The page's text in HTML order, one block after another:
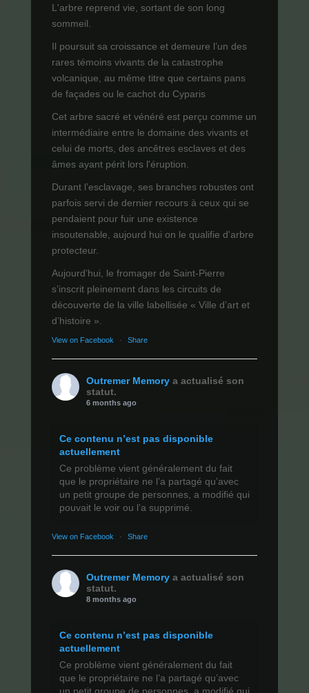
L'arbre reprend vie, sortant de son long
sommeil.
Il poursuit sa croissance et demeure l’un des
rares témoins vivants de la catastrophe
volcanique, au même titre que certains pans
de façades ou le cachot du Cyparis
Cet arbre sacré et vénéré est perçu comme un
intermédiaire entre le domaine des vivants et
celui de morts, des ancêtres esclaves et des
âmes ayant périt lors l'éruption.
Durant l’esclavage, ses branches robustes ont
parfois servi de dernier recours à ceux qui se
pendaient pour fuir une existence
insoutenable, aujourd hui on le qualifie d'arbre
protecteur.
Aujourd’hui, le fromager de Saint-Pierre
s’inscrit pleinement dans les circuits de
découverte de la ville labellisée « Ville d’art et
d’histoire ».
View on Facebook · Share
Outremer Memory a actualisé son
statut.
6 months ago
Ce contenu n’est pas disponible
actuellement
Ce problème vient généralement du fait
que le propriétaire ne l’a partagé qu’avec
un petit groupe de personnes, a modifié qui
pouvait le voir ou l’a supprimé.
View on Facebook · Share
Outremer Memory a actualisé son
statut.
8 months ago
Ce contenu n’est pas disponible
actuellement
Ce problème vient généralement du fait
que le propriétaire ne l’a partagé qu’avec